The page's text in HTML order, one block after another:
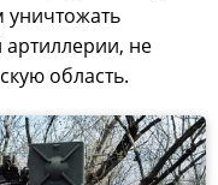
уничтожать
не
область.